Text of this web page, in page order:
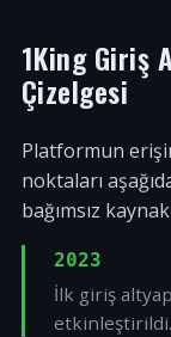
1King Giriş
Çizelgesi
Platformun
noktaları
bağımsız
2023
İlk giriş
etkinleştirildi.